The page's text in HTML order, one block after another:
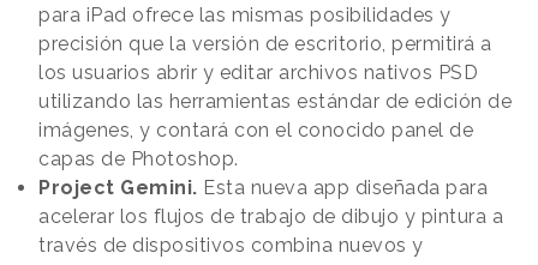
para iPad ofrece las mismas posibilidades y
precisión que la versión de escritorio, permitirá a
los usuarios abrir y editar archivos nativos PSD
utilizando las herramientas estándar de edición de
imágenes, y contará con el conocido panel de
capas de Photoshop.
Project Gemini. Esta nueva app diseñada para
acelerar los flujos de trabajo de dibujo y pintura a
través de dispositivos combina nuevos y